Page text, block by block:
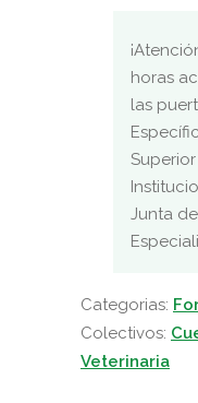
horas
las
Junta
Categorias:
Colectivos:
Veterinaria